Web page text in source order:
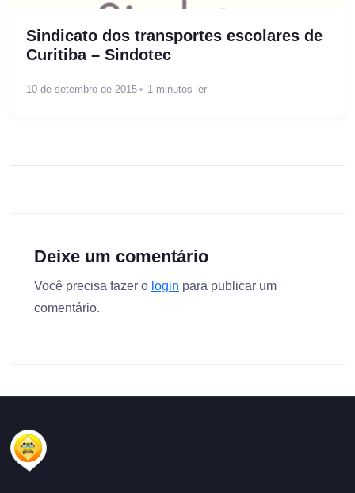
Sindicato dos transportes escolares de
Curitiba – Sindotec
10 de setembro de 2015 1 minutos ler
Deixe um comentário
Você precisa fazer o login para publicar um
comentário.